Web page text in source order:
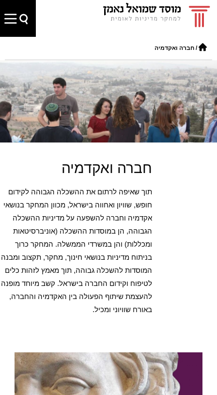
/ חברה ואקדמיה
חברה ואקדמיה
תוך שאיפה לרתום את ההשכלה הגבוהה לקידום
חופש, שוויון ואחווה בישראל, מכוון המחקר בנושאי
אקדמיה וחברה להשפעה על מדיניות ההשכלה
הגבוהה, הן במוסדות ההשכלה (אוניברסיטאות
ומכללות) והן במשרדי הממשלה. המחקר כרוך
בניתוח מדיניות בנושאי חינוך, מחקר, תקצוב ומבנה
המוסדות להשכלה גבוהה, תוך מאמץ לזהות כלים
לטיפוח וקידום החברה בישראל. קשב מיוחד מופנה
להעצמת שיתוף הפעולה בין האקדמיה והחברה,
באורח שוויוני ומכיל.